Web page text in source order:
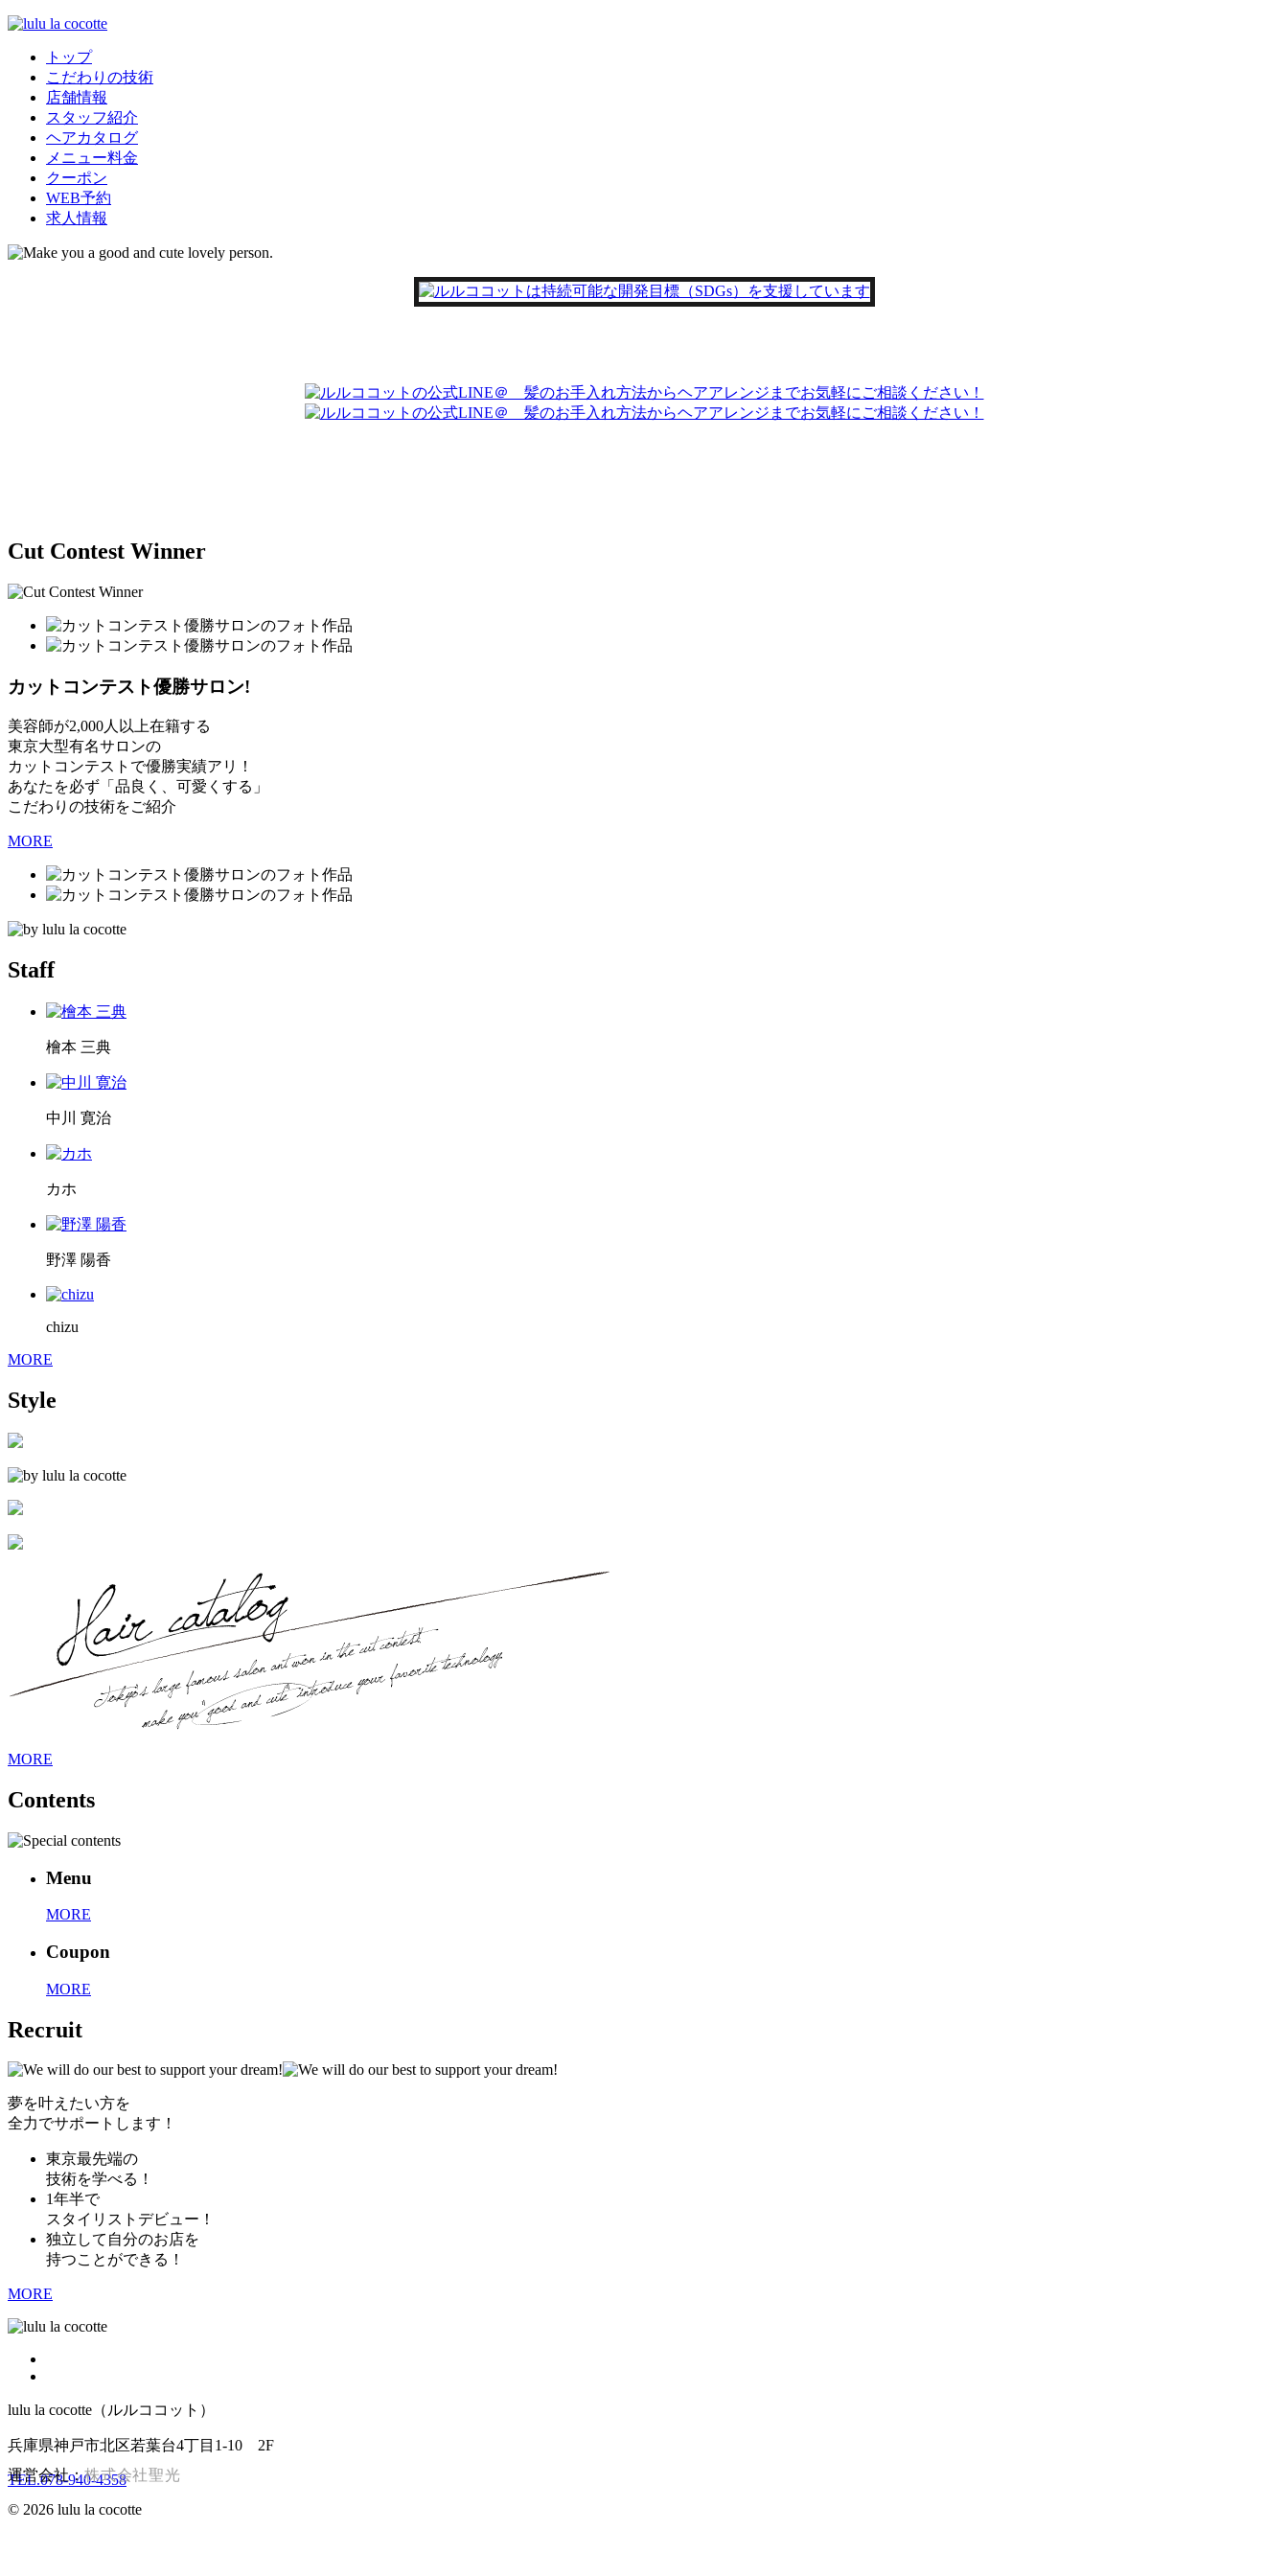
トップ
こだわりの技術
店舗情報
スタッフ紹介
ヘアカタログ
メニュー料金
クーポン
WEB予約
求人情報
Cut Contest Winner
カットコンテスト優勝サロン!
美容師が2,000人以上在籍する
東京大型有名サロンの
カットコンテストで優勝実績アリ！
あなたを必ず「品良く、可愛くする」
こだわりの技術をご紹介
MORE
Staff
檜本 三典
中川 寛治
カホ
野澤 陽香
chizu
MORE
Style
MORE
Contents
Menu
MORE
Coupon
MORE
Recruit
夢を叶えたい方を
全力でサポートします！
東京最先端の
技術を学べる！
1年半で
スタイリストデビュー！
独立して自分のお店を
持つことができる！
MORE
lulu la cocotte（ルルココット）
兵庫県神戸市北区若葉台4丁目1-10 2F
TEL.078-940-4358
運営会社：株式会社聖光
© 2026 lulu la cocotte